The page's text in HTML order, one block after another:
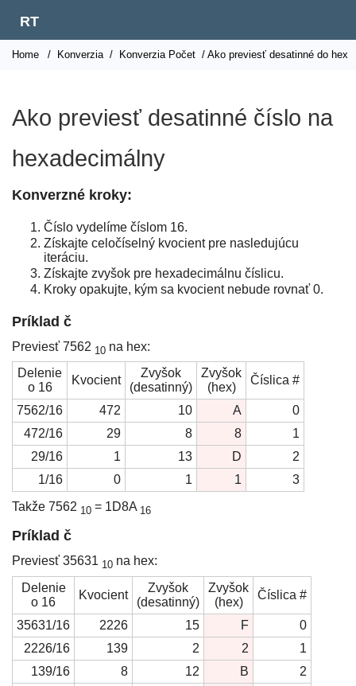
RT
Home / Konverzia / Konverzia Počet / Ako previesť desatinné do hex
Ako previesť desatinné číslo na
hexadecimálny
Konverzné kroky:
Číslo vydelíme číslom 16.
Získajte celočíselný kvocient pre nasledujúcu
iteráciu.
Získajte zvyšok pre hexadecimálnu číslicu.
Kroky opakujte, kým sa kvocient nebude rovnať 0.
Príklad č
Previesť 7562 10 na hex:
Delenie
o 16
Kvocient
Zvyšok
(desatinný)
Zvyšok
(hex)
Číslica #
7562/16 472 10 A
0
472/16
29 8 8
1
29/16
1 13 D
2
1/16
0 1 1
3
Takže 7562 10 = 1D8A 16
Príklad č
Previesť 35631 10 na hex:
Delenie
o 16
Kvocient
Zvyšok
(desatinný)
Zvyšok
(hex)
Číslica #
35631/16 2226 15 F
0
2226/16
139 2 2
1
139/16
8 12 B
2